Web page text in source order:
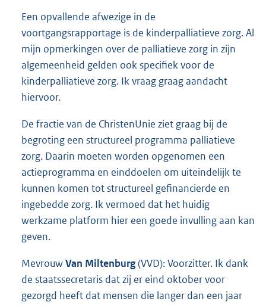
Een opvallende afwezige in de
voortgangsrapportage is de kinderpalliatieve zorg. Al
mijn opmerkingen over de palliatieve zorg in zijn
algemeenheid gelden ook specifiek voor de
kinderpalliatieve zorg. Ik vraag graag aandacht
hiervoor.
De fractie van de ChristenUnie ziet graag bij de
begroting een structureel programma palliatieve
zorg. Daarin moeten worden opgenomen een
actieprogramma en einddoelen om uiteindelijk te
kunnen komen tot structureel gefinancierde en
ingebedde zorg. Ik vermoed dat het huidig
werkzame platform hier een goede invulling aan kan
geven.
MevrouwVan Miltenburg(VVD): Voorzitter. Ik dank
de staatssecretaris dat zij er eind oktober voor
gezorgd heeft dat mensen die langer dan een jaar